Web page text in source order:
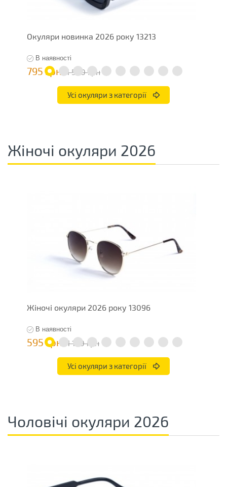
Окуляри новинка 2026 року 13213
В наявності
795 грн 1 590 грн
Усі окуляри з категорії
Жіночі окуляри 2026
Жіночі окуляри 2026 року 13096
В наявності
595 грн 1 190 грн
Усі окуляри з категорії
Чоловічі окуляри 2026